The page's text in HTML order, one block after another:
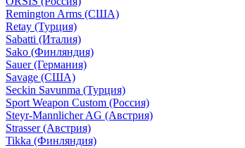
Remington Arms (США)
Retay (Турция)
Sabatti (Италия)
Sako (Финляндия)
Sauer (Германия)
Savage (США)
Seckin Savunma (Турция)
Sport Weapon Custom (Россия)
Steyr-Mannlicher AG (Австрия)
Strasser (Австрия)
Tikka (Финляндия)